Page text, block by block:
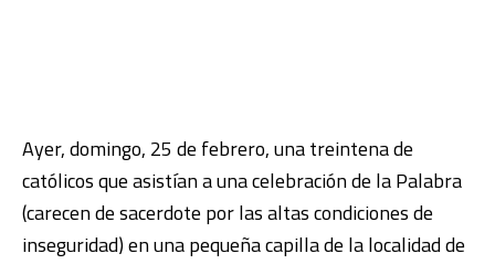
Ayer, domingo, 25 de febrero, una treintena de
católicos que asistían a una celebración de la Palabra
(carecen de sacerdote por las altas condiciones de
inseguridad) en una pequeña capilla de la localidad de